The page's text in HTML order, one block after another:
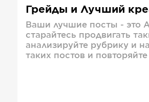
Грейды и Лучший
Ваши лучшие посты - это
старайтесь продвигать
анализируйте рубрику и
таких постов и